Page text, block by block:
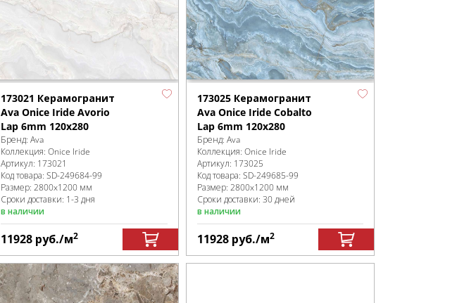
173021 Керамогранит
Ava Onice Iride Avorio
Lap 6mm 120х280
Бренд:Ava
Коллекция:Onice Iride
Артикул: 173021
Код товара:SD-249684-99
Размер:2800x1200 мм
Сроки доставки: 1-3 дня
в наличии
11928 руб./м2
173025 Керамогранит
Ava Onice Iride Cobalto
Lap 6mm 120х280
Бренд: Ava
Коллекция: Onice Iride
Артикул: 173025
Код товара: SD-249685-99
Размер: 2800x1200 мм
Сроки доставки: 30 дней
в наличии
11928 руб./м2